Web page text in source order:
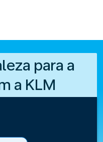
para a
a KLM